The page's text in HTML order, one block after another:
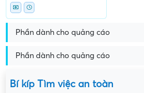
Phần dành cho quảng cáo
Phần dành cho quảng cáo
Bí kíp Tìm việc an toàn